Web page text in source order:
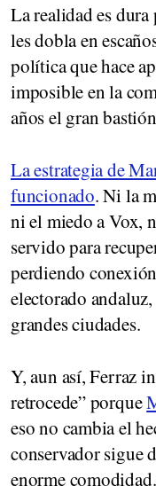
La realidad es dura
les dobla en
política que hace
imposible en la
años el gran
La estrategia de
funcionado. Ni la
ni el miedo a Vox,
servido para
perdiendo
electorado
grandes ciudades.
Y, aun así, Ferraz
retrocede” porque
eso no cambia el
conservador sigue
enorme comodidad.